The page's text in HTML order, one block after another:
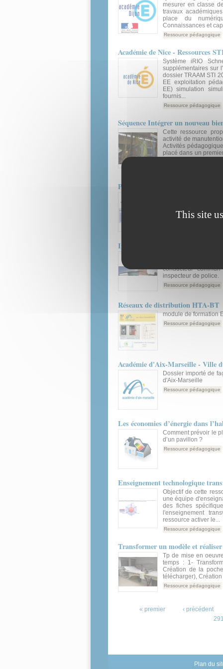
mesurer en classe
travaux
place du
Connaissances et
Ressource pédagogique
Académie de Nice - Ressources
Système iRIO
supplémentaires sur
dossier TRAAM STI
EE exploitation
EE) simulation
fournis...
Ressource pédagogique
Séquence Intégrer un nouveau
Cette ressource
activité de
Activités
placé dans un
Prise en main de l'automate Picaxe
Ce document,
logiciel associé
enseignants. Il peut
Innovation dans les visites de
conducteur
inspecteur de police.
Ressource pédagogique
Réseaux de distribution HTA-BT
module de formation
Ressource pédagogique
Académie d'Aix-Marseille - Ville
Dossier importé de
d'Aix-Marseille
Ressource pédagogique
Les économies d’énergie dans
Comment prévoir le
d’un pavillon ?
Ressource pédagogique
Enseignement technologique
Objectif de cette
une équipe
des fiches
l'enseignement
ressource activer le...
Ressource pédagogique
Transformer un modèle et
Tp de mise en
temps : 1-
Création de la
télécharger), Création
Ressource pédagogique
« premier ‹ précédent
291
Plan du
This site